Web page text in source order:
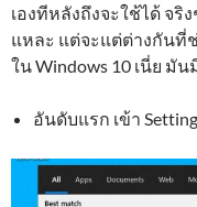
เองทีหลังถึงจะใช้ได้ จ
แหละ แต่จะแต่ต่างกันที่
ใน Windows 10 เนี่ย มัน
อันดับแรก เข้า Setting